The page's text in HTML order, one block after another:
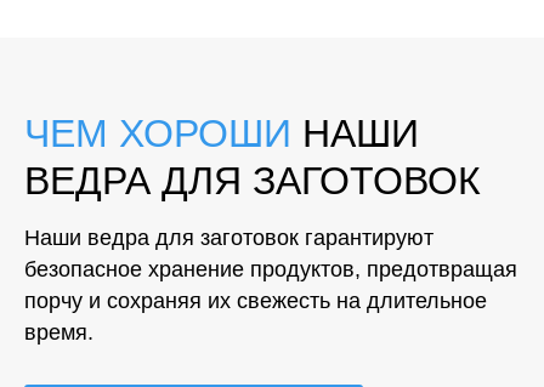
ЧЕМ ХОРОШИ НАШИ
ВЕДРА ДЛЯ ЗАГОТОВОК
Наши ведра для заготовок гарантируют
безопасное хранение продуктов, предотвращая
порчу и сохраняя их свежесть на длительное
время.